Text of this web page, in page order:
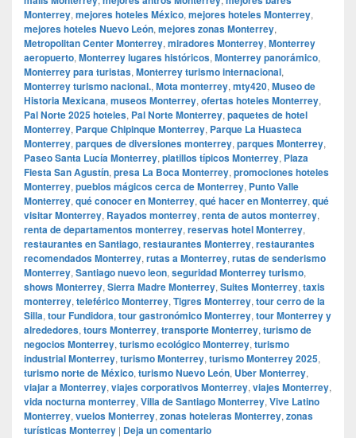
Monterrey, mejores hoteles México, mejores hoteles Monterrey,
mejores hoteles Nuevo León, mejores zonas Monterrey,
Metropolitan Center Monterrey, miradores Monterrey, Monterrey
aeropuerto, Monterrey lugares históricos, Monterrey panorámico,
Monterrey para turistas, Monterrey turismo internacional,
Monterrey turismo nacional., Mota monterrey, mty420, Museo de
Historia Mexicana, museos Monterrey, ofertas hoteles Monterrey,
Pal Norte 2025 hoteles, Pal Norte Monterrey, paquetes de hotel
Monterrey, Parque Chipinque Monterrey, Parque La Huasteca
Monterrey, parques de diversiones monterrey, parques Monterrey,
Paseo Santa Lucía Monterrey, platillos típicos Monterrey, Plaza
Fiesta San Agustín, presa La Boca Monterrey, promociones hoteles
Monterrey, pueblos mágicos cerca de Monterrey, Punto Valle
Monterrey, qué conocer en Monterrey, qué hacer en Monterrey, qué
visitar Monterrey, Rayados monterrey, renta de autos monterrey,
renta de departamentos monterrey, reservas hotel Monterrey,
restaurantes en Santiago, restaurantes Monterrey, restaurantes
recomendados Monterrey, rutas a Monterrey, rutas de senderismo
Monterrey, Santiago nuevo leon, seguridad Monterrey turismo,
shows Monterrey, Sierra Madre Monterrey, Suites Monterrey, taxis
monterrey, teleférico Monterrey, Tigres Monterrey, tour cerro de la
Silla, tour Fundidora, tour gastronómico Monterrey, tour Monterrey y
alrededores, tours Monterrey, transporte Monterrey, turismo de
negocios Monterrey, turismo ecológico Monterrey, turismo
industrial Monterrey, turismo Monterrey, turismo Monterrey 2025,
turismo norte de México, turismo Nuevo León, Uber Monterrey,
viajar a Monterrey, viajes corporativos Monterrey, viajes Monterrey,
vida nocturna monterrey, Villa de Santiago Monterrey, Vive Latino
Monterrey, vuelos Monterrey, zonas hoteleras Monterrey, zonas
turísticas Monterrey | Deja un comentario